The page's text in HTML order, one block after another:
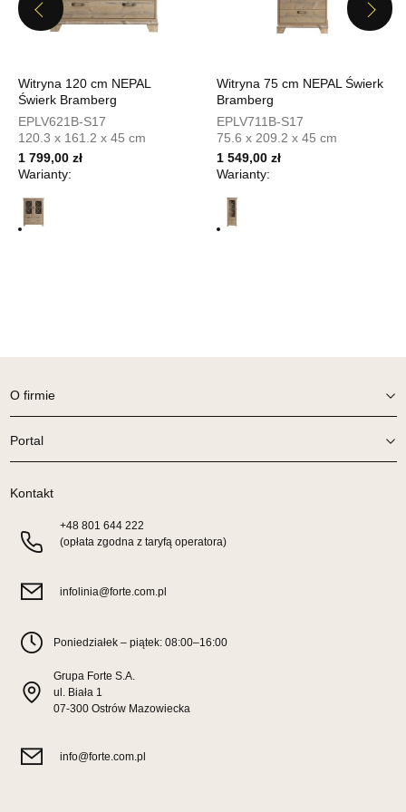
66-600 KROSNO ODRZAŃSKIE
Godziny otwarcia
Pn-Pt: 09:00-17:00, Sb: 09:00-14:00
1 549,00 zł
SALON MEBLOWY ORION
SALON MEBLOWY TED
UL.DWORCOWA 4
Adres e-mail:meb_ted@o2.pl
Pn-Pt: 08:00-18:00, Sb: 08:00-14:00
SALON MEBLOWY PRYM
Previous
Witryna 120 cm NEPAL
Świerk Bramberg
EPLV621B-S17
120.3 x 161.2 x 45 cm
1 799,00 zł
Warianty:
Witryna 75 cm NEPAL Świerk
Bramberg
EPLV711B-S17
75.6 x 209.2 x 45 cm
1 549,00 zł
Warianty:
Next
O firmie
Portal
Kontakt
+48 801 644 222
(opłata zgodna z taryfą operatora)
infolinia@forte.com.pl
Poniedziałek – piątek: 08:00–16:00
Grupa Forte S.A.
ul. Biała 1
07-300 Ostrów Mazowiecka
info@forte.com.pl